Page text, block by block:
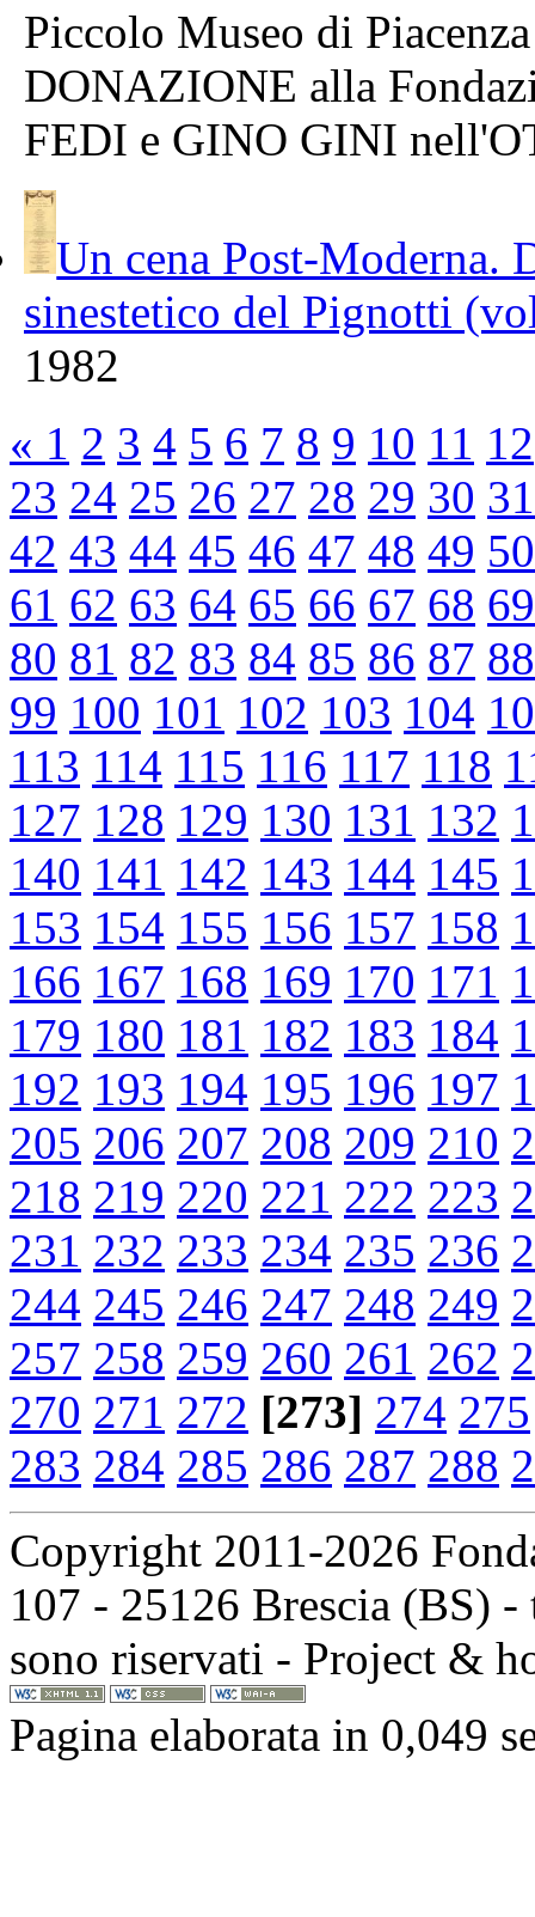
Piccolo Museo di
DONAZIONE alla
FEDI e GINO GINI
Un cena Post-Moderna.
sinestetico del Pignotti
1982
« 1 2 3 4 5 6 7 8 9 10 11 12
23 24 25 26 27 28 29 30 31
42 43 44 45 46 47 48 49 50
61 62 63 64 65 66 67 68 69
80 81 82 83 84 85 86 87 88
99 100 101 102 103 104
113 114 115 116 117 118
127 128 129 130 131 132
140 141 142 143 144 145
153 154 155 156 157 158
166 167 168 169 170 171
179 180 181 182 183 184
192 193 194 195 196 197
205 206 207 208 209 210
218 219 220 221 222 223
231 232 233 234 235 236
244 245 246 247 248 249
257 258 259 260 261 262
270 271 272 [273] 274 275
283 284 285 286 287 288
Copyright 2011-2026
107 - 25126 Brescia (BS)
sono riservati - Project &
Pagina elaborata in 0,049